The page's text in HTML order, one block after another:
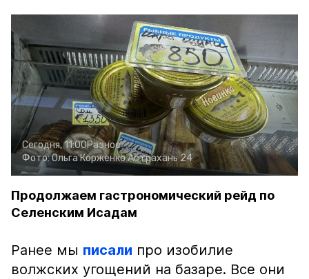
Сегодня, 11:00Разное
Фото:Ольга КорженкоАстрахань 24
Продолжаем гастрономический рейд по
Селенским Исадам
Ранее мы писали про изобилие
волжских угощений на базаре. Все они